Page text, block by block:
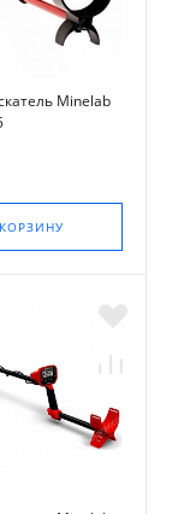
Minelab